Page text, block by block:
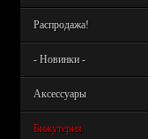
Распродажа!
- Новинки -
Аксессуары
Бижутерия